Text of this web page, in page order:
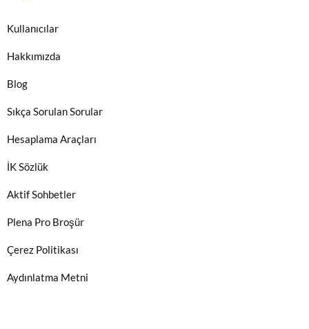
Kullanıcılar
Hakkımızda
Blog
Sıkça Sorulan Sorular
Hesaplama Araçları
İK Sözlük
Aktif Sohbetler
Plena Pro Broşür
Çerez Politikası
Aydınlatma Metni